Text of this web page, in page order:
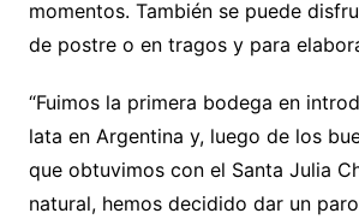
momentos. También se puede
de postre o en tragos y para
“Fuimos la primera bodega en
lata en Argentina y, luego de los
que obtuvimos con el Santa Julia
natural, hemos decidido dar un